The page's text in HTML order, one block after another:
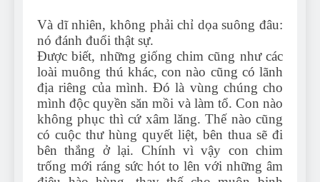
Và dĩ nhiên, không phải chỉ dọa suông đâu:
nó đánh đuổi thật sự.
Được biết, những giống chim cũng như các
loài muông thú khác, con nào cũng có lãnh
địa riêng của mình. Đó là vùng chúng cho
mình độc quyền săn mồi và làm tổ. Con nào
không phục thì cứ xâm lăng. Thế nào cũng
có cuộc thư hùng quyết liệt, bên thua sẽ đi
bên thắng ở lại. Chính vì vậy con chim
trống mới ráng sức hót to lên với những âm